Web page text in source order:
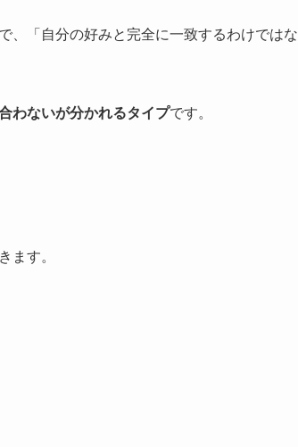
、「自分の好みと完全に一致するわけではな
わないが分かれるタイプです。
ます。